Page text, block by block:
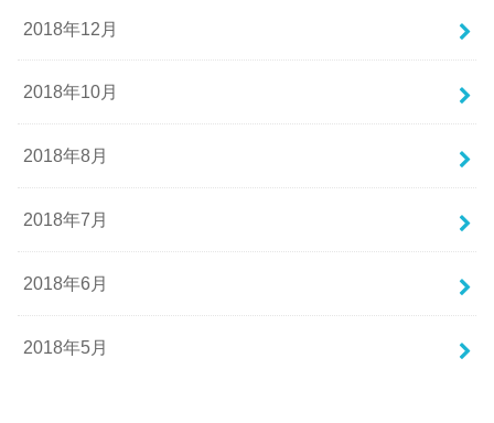
2018年12月
2018年10月
2018年8月
2018年7月
2018年6月
2018年5月